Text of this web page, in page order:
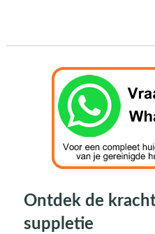
Ontdek de
suppletie